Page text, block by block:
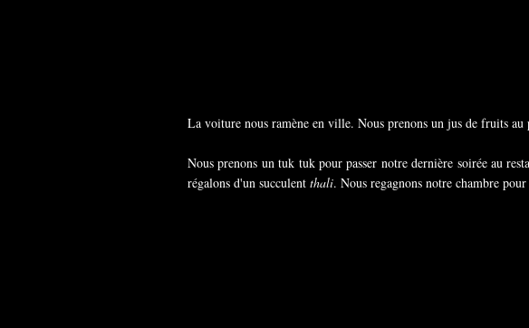
La voiture nous ramène en ville. Nous prenons un jus de fruits
Nous prenons un tuk tuk pour passer notre dernière soirée au
régalons d'un succulent thali. Nous regagnons notre chambre